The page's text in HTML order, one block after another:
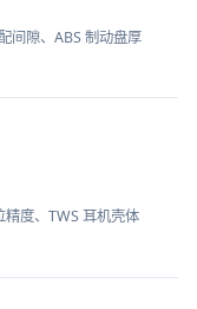
间隙、ABS 制动盘厚
度、TWS 耳机壳体